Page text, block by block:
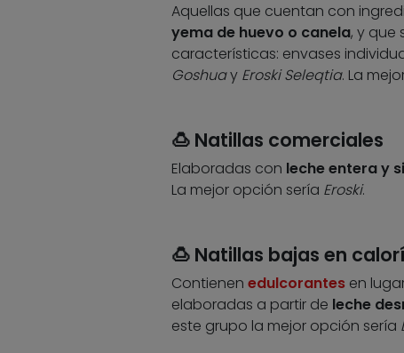
Aquellas que cuentan con
yema de huevo o canela, y que
características: envases
GoshuayEroski Seleqtia. La
🍮 Natillas comerciales
Elaboradas con leche entera y
La mejor opción sería Eroski.
🍮 Natillas bajas en
Contienen edulcorantes en
elaboradas a partir de leche
este grupo la mejor opción sería